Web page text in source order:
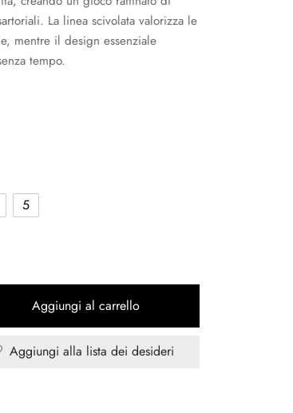
La linea scivolata valorizza le
mentre il design essenziale
tempo.
5
Aggiungi al carrello
Aggiungi alla lista dei desideri